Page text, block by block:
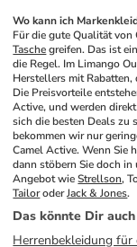
Wo kann ich
Tasche greifen. Das ist
die Regel. Im Limango
Herstellers mit
Die Preisvorteile
Active, und werden
sich die besten Deals zu
bekommen wir nur
Camel Active. Wenn Sie
dann stöbern Sie doch
Angebot wie Strellson,
Tailor oder Jack & Jones.
Das könnte Dir
Herrenbekleidung für